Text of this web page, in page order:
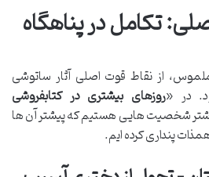
تکامل در پناهگاه
از نقاط قوت اصلی آثار ساتوشی
در «روزهای بیشتری در کتابفروشی
شخصیت هایی هستیم که پیشتر آن ها
پنداری کرده ایم.